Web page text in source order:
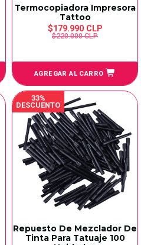
Termocopiadora Impresora
Tattoo
$179.990 CLP
$220.000 CLP
AGREGAR AL CARRO
33%
DESCUENTO
Repuesto De Mezclador De
Tinta Para Tatuaje 100